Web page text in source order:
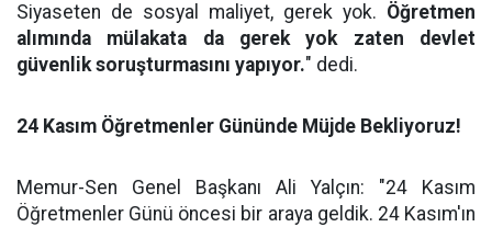
Siyaseten de sosyal maliyet, gerek yok. Öğretmen
alımında mülakata da gerek yok zaten devlet
güvenlik soruşturmasını yapıyor." dedi.
24 Kasım Öğretmenler Gününde Müjde Bekliyoruz!
Memur-Sen Genel Başkanı Ali Yalçın: "24 Kasım
Öğretmenler Günü öncesi bir araya geldik. 24 Kasım'ın